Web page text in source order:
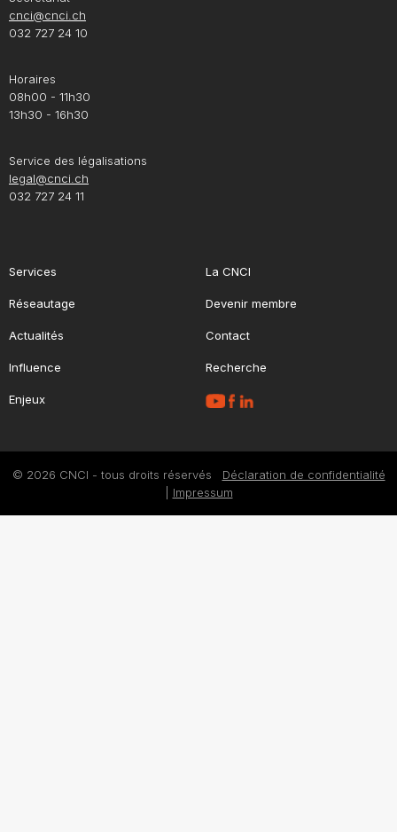
cnci@cnci.ch
032 727 24 10
Horaires
08h00 - 11h30
13h30 - 16h30
Service des légalisations
legal@cnci.ch
032 727 24 11
Services
Réseautage
Actualités
Influence
Enjeux
La CNCI
Devenir membre
Contact
Recherche
© 2026 CNCI - tous droits réservés Déclaration de confidentialité
Impressum